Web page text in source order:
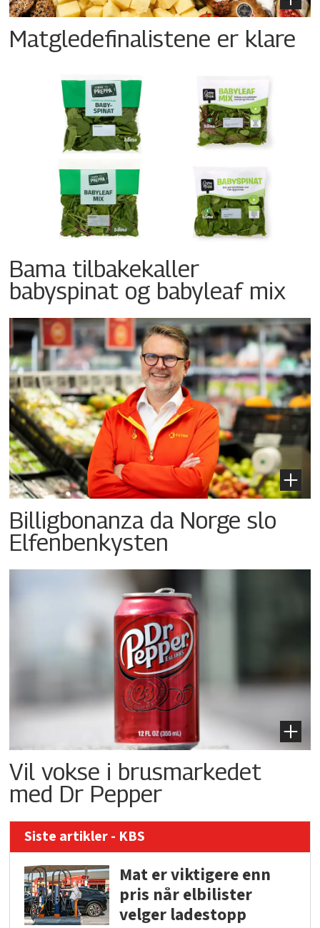
Matgledefinalistene er klare
Bama tilbakekaller
babyspinat og babyleaf mix
Billigbonanza da Norge slo
Elfenbenkysten
Vil vokse i brusmarkedet
med Dr Pepper
Siste artikler - KBS
Mat er viktigere enn
pris når elbilister
velger ladestopp